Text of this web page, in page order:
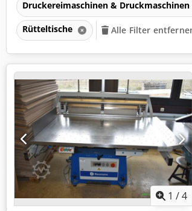
Druckereimaschinen & Druckmaschinen
Rütteltische Alle Filter
1 /4